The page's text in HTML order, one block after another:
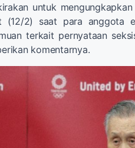
untuk
(12/2) saat para anggota
terkait pernyataan
komentarnya.